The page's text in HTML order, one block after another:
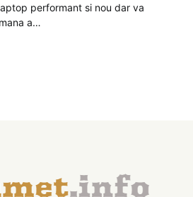
performant si nou dar va
a…